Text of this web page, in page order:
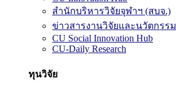
สำนักบริหารวิจัยจุฬาฯ (สบจ.)
ข่าวสารงานวิจัยและนวัตกรรม
CU Social Innovation Hub
CU-Daily Research
ทุนวิจัย